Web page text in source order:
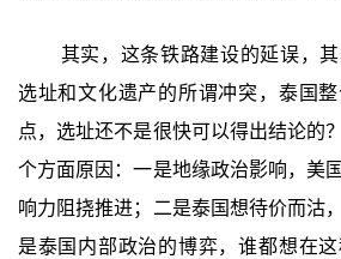
其实，这条铁路建设的延误，
选址和文化遗产的所谓冲突，泰国
点，选址还不是很快可以得出结论的
个方面原因：一是地缘政治影响，美
响力阻挠推进；二是泰国想待价而沽
是泰国内部政治的博弈，谁都想在